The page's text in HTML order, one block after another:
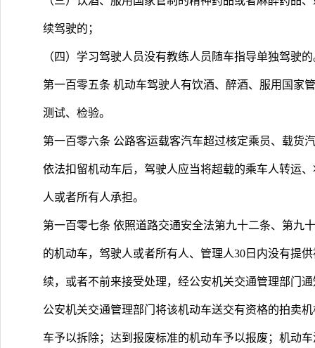
续驾驶的；
（四）学习驾驶人员没有教练人员随车指导单独驾驶
第一百零五条 机动车驾驶人有饮酒、醉酒、服用国家
测试、检验。
第一百零六条 公路客运载客汽车超过核定乘员、载货
依法扣留机动车后，驾驶人应当将超载的乘车人转运
人或者所有人承担。
第一百零七条 依照道路交通安全法第九十二条、第九
的机动车，驾驶人或者所有人、管理人30日内没有提
续，或者不前来接受处理，经公安机关交通管理部门
公安机关交通管理部门将该机动车送交有资格的拍卖
车予以拆除；达到报废标准的机动车予以报废；机动